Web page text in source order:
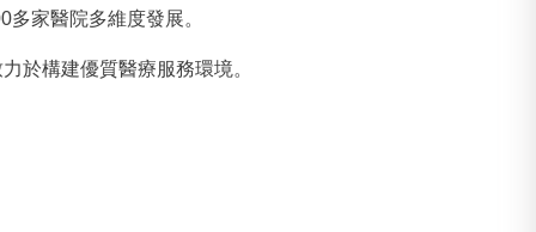
家醫院多維度發展。
於構建優質醫療服務環境。